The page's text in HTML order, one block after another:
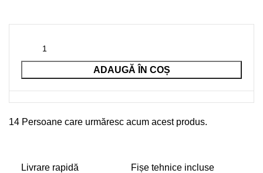
ADAUGĂ ÎN COȘ
14 Persoane care urmăresc acum acest produs.
Livrare rapidă Fișe tehnice incluse